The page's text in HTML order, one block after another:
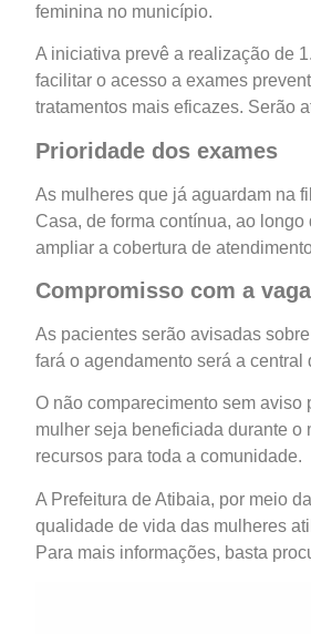
feminina no município.
A iniciativa prevê a realização de
facilitar o acesso a exames
tratamentos mais eficazes. Serão
Prioridade dos exames
As mulheres que já aguardam na
Casa, de forma contínua, ao
ampliar a cobertura de
Compromisso com a
As pacientes serão avisadas
fará o agendamento será a
O não comparecimento sem
mulher seja beneficiada durante o
recursos para toda a comunidade.
A Prefeitura de Atibaia, por meio
qualidade de vida das mulheres
Para mais informações, basta